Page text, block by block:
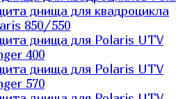
днища для квадроцикла
850/550
днища для Polaris UTV
400
днища для Polaris UTV
570